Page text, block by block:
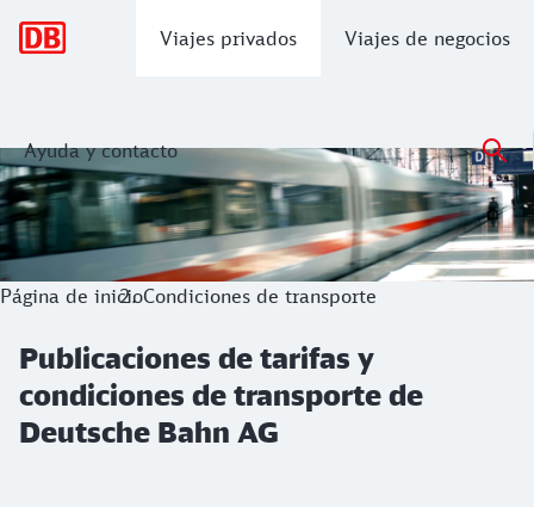
Viajes privados Viajes de negocios
Ayuda y contacto
Publicaciones de tarifas y
Página de inicioCondiciones de transporte
Publicaciones de tarifas y
condiciones de transporte de
Deutsche Bahn AG